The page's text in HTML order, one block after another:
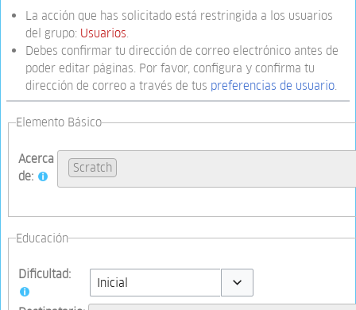
La acción que has solicitado está restringida a los usuarios
del grupo: Usuarios
Debes confirmar tu dirección de correo electrónico antes de
poder editar páginas. Por favor, configura y confirma tu
dirección de correo a través de tus preferencias de usuario
Elemento Básico
Acerca
de:
Scratch
Educación
Dificultad:
Toggle options